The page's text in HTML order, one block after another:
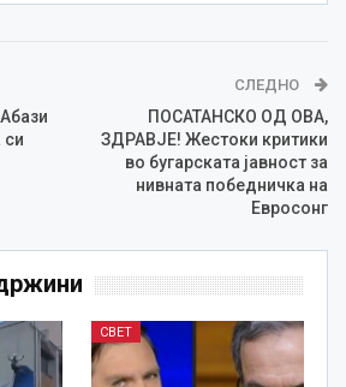
си
СЛЕДНО
ПОСАТАНСКО ОД ОВА,
ЗДРАВЈЕ! Жестоки критики
во бугарската јавност за
нивната победничка на
Евросонг
СВЕТ